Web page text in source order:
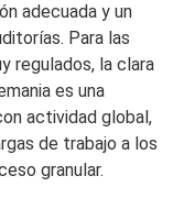
adecuada y un
Para las
regulados, la clara
es una
actividad global,
de trabajo a los
granular.